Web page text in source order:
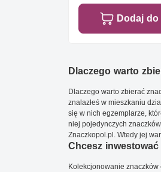
Dodaj
Dlaczego warto
Dlaczego warto zbierać
znalazłeś w mieszkaniu
się w nich egzemplarze,
niej pojedynczych
Znaczkopol.pl. Wtedy jej
Chcesz
Kolekcjonowanie znaczków